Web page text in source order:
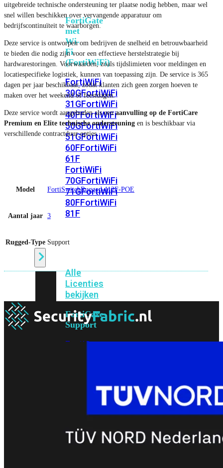
FortiGate
met
Wi-
Fi
(FortiWiFi)
FortiWiFi
30GFortiWiFi
31GFortiWiFi
40FFortiWiFi
50GFortiWiFi
51GFortiWiFi
60FFortiWiFi
61F
FortiWiFi
70GFortiWiFi
71GFortiWiFi
80FFortiWiFi
81F
Licentie
Alle
Licenties
bekijken
FortiCare
Support
FortiCare
Upgrades
FortiCare
RMA
uitgebreide technische ondersteuning ter plaatse nodig hebben, maar wel
snel willen beschikken over vervangende apparatuur om
bedrijfscontinuïteit te waarborgen.
Deze service is ontworpen om bedrijven de snelheid en betrouwbaarheid
te bieden die nodig zijn voor een effectieve herstelstrategie bij
hardwarestoringen. Voorwaarden, zoals tijdslimieten voor meldingen en
locatiespecifieke logistiek, kunnen van toepassing zijn. De service is 365
dagen per jaar beschikbaar, zodat klanten zich geen zorgen hoeven te
maken over het weekend of feestdagen.
Deze service wordt aangeboden als eenaanvulling op de FortiCare
Premium en Elite technische ondersteuning en is beschikbaar via
verschillende contractduur opties.
Model FortiSwitchRugged-112F-POE
Aantal jaar 3
Rugged-Type Support